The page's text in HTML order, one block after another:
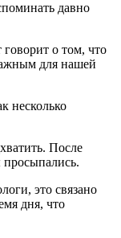
давно
о том, что
для нашей
несколько
После
просыпались.
это связано
дня, что